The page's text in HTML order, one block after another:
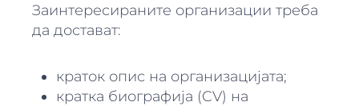
Заинтересираните организации треба
да достават:
краток опис на организацијата;
кратка биографија (CV) на